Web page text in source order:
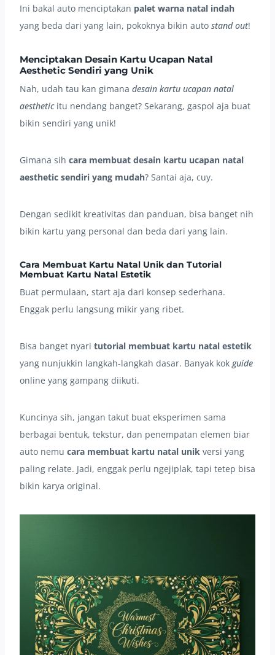
Ini bakal auto menciptakan palet warna natal indah
yang beda dari yang lain, pokoknya bikin auto stand out!
Menciptakan Desain Kartu Ucapan Natal
Aesthetic Sendiri yang Unik
Nah, udah tau kan gimana desain kartu ucapan natal
aestheticitu nendang banget? Sekarang, gaspol aja buat
bikin sendiri yang unik!
Gimana sih cara membuat desain kartu ucapan natal
aesthetic sendiri yang mudah? Santai aja, cuy.
Dengan sedikit kreativitas dan panduan, bisa banget nih
bikin kartu yang personal dan beda dari yang lain.
Cara Membuat Kartu Natal Unik dan Tutorial
Membuat Kartu Natal Estetik
Buat permulaan, start aja dari konsep sederhana.
Enggak perlu langsung mikir yang ribet.
Bisa banget nyari tutorial membuat kartu natal estetik
yang nunjukkin langkah-langkah dasar. Banyak kok guide
online yang gampang diikuti.
Kuncinya sih, jangan takut buat eksperimen sama
berbagai bentuk, tekstur, dan penempatan elemen biar
auto nemu cara membuat kartu natal unik versi yang
paling relate. Jadi, enggak perlu ngejiplak, tapi tetep bisa
bikin karya original.